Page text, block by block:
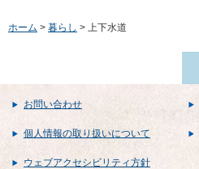
ホーム > 暮らし > 上下水道
お問い合わせ
個人情報の取り扱いについて
ウェブアクセシビリティ方針